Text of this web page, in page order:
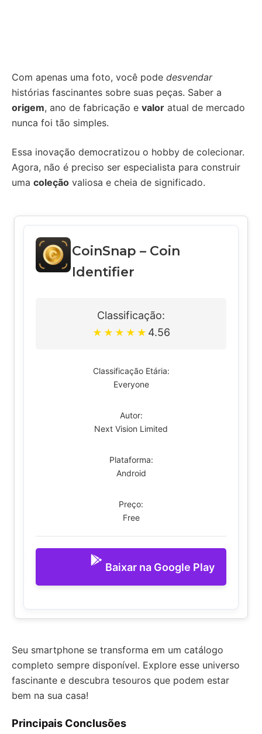
Com apenas uma foto, você pode desvendar
histórias fascinantes sobre suas peças. Saber a
origem, ano de fabricação e valor atual de mercado
nunca foi tão simples.
Essa inovação democratizou o hobby de colecionar.
Agora, não é preciso ser especialista para construir
uma coleção valiosa e cheia de significado.
CoinSnap – Coin
Identifier
Classificação:
★ ★ ★ ★ ★ 4.56
Classificação Etária:
Everyone
Autor:
Next Vision Limited
Plataforma:
Android
Preço:
Free
Baixar na Google Play
Seu smartphone se transforma em um catálogo
completo sempre disponível. Explore esse universo
fascinante e descubra tesouros que podem estar
bem na sua casa!
Principais Conclusões